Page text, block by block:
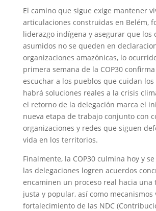
El camino que sigue exige mantener
articulaciones construidas en Belém,
liderazgo indígena y asegurar que los
asumidos no se queden en
organizaciones amazónicas, lo
primera semana de la COP30
escuchar a los pueblos que cuidan
habrá soluciones reales a la crisis
el retorno de la delegación marca el
nueva etapa de trabajo conjunto con
organizaciones y redes que siguen
vida en los territorios.
Finalmente, la COP30 culmina hoy y
las delegaciones logren acuerdos
encaminen un proceso real hacia una
justa y popular, así como mecanismos
fortalecimiento de las NDC